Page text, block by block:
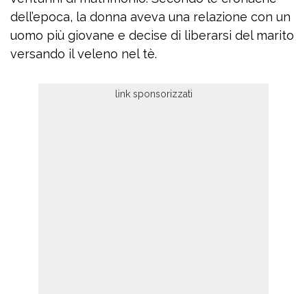
dell’epoca, la donna aveva una relazione con un
uomo più giovane e decise di liberarsi del marito
versando il veleno nel tè.